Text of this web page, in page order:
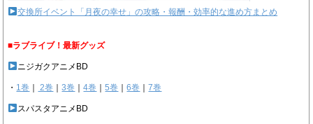
交換所イベント「月夜の幸せ」の攻略・報酬・効率的な進め方まとめ
■ラブライブ！最新グッズ
ニジガクアニメBD
・ 1巻 2巻 ｜3巻 ｜4巻 ｜5巻 ｜6巻 ｜7巻
スパスタアニメBD